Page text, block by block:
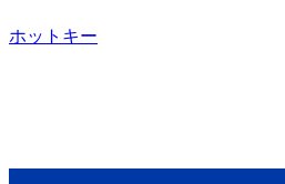
ホットキー